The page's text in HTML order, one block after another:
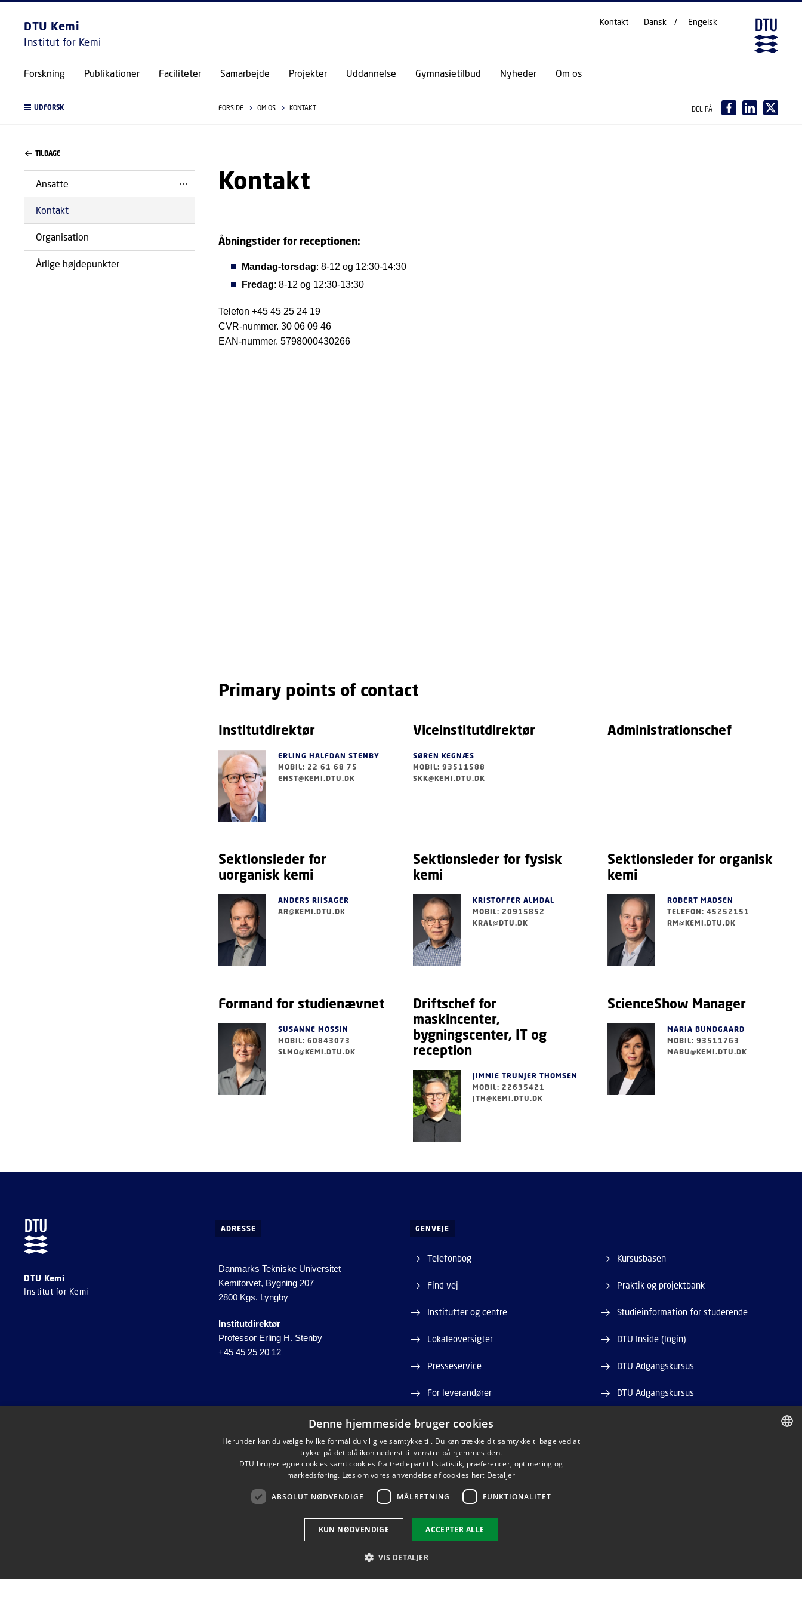
GÅ TIL PRIMÆRT INDHOLD (TRYK ENTER).
DTU Kemi
Institut for Kemi
Forskning Publikationer Faciliteter Samarbejde Projekter Uddannelse Gymnasietilbud Nyheder Om os
Kontakt Dansk Engelsk
UDFORSK FORSIDE OM OS KONTAKT DEL PÅ
TILBAGE
Ansatte
Kontakt
Organisation
Årlige højdepunkter
Kontakt
Åbningstider for receptionen:
Mandag-torsdag: 8-12 og 12:30-14:30
Fredag: 8-12 og 12:30-13:30
Telefon +45 45 25 24 19
CVR-nummer. 30 06 09 46
EAN-nummer. 5798000430266
Primary points of contact
Institutdirektør
ERLING HALFDAN STENBY
MOBIL: 22 61 68 75
EHST@KEMI.DTU.DK
Viceinstitutdirektør
SØREN KEGNÆS
MOBIL: 93511588
SKK@KEMI.DTU.DK
Administrationschef
Sektionsleder for
uorganisk kemi
ANDERS RIISAGER
AR@KEMI.DTU.DK
Sektionsleder for fysisk
kemi
KRISTOFFER ALMDAL
MOBIL: 20915852
KRAL@DTU.DK
Sektionsleder for organisk
kemi
ROBERT MADSEN
TELEFON: 45252151
RM@KEMI.DTU.DK
Formand for studienævnet
SUSANNE MOSSIN
MOBIL: 60843073
SLMO@KEMI.DTU.DK
Driftschef for
maskincenter,
bygningscenter, IT og
reception
JIMMIE TRUNJER THOMSEN
MOBIL: 22635421
JTH@KEMI.DTU.DK
ScienceShow Manager
MARIA BUNDGAARD
MOBIL: 93511763
MABU@KEMI.DTU.DK
DTU Kemi
Institut for Kemi
ADRESSE
Danmarks Tekniske Universitet
Kemitorvet, Bygning 207
2800 Kgs. Lyngby
Institutdirektør
Professor Erling H. Stenby
+45 45 25 20 12
GENVEJE
Telefonbog
Find vej
Institutter og centre
Lokaleoversigter
Presseservice
For leverandører
Job og karriere
Webshop
Kursusbasen
Praktik og projektbank
Studieinformation for studerende
DTU Inside (login)
DTU Adgangskursus
DTU Adgangskursus
LINKEDIN
Brug af personoplysninger Cookieoversigt Tilgængelighedserklæring
Denne hjemmeside bruger cookies
Herunder kan du vælge hvilke formål du vil give samtykke til. Du kan trække dit samtykke tilbage ved at
trykke på det blå ikon nederst til venstre på hjemmesiden.
DTU bruger egne cookies samt cookies fra tredjepart til statistik, præferencer, optimering og
markedsføring. Læs om vores anvendelse af cookies her: Detaljer
ABSOLUT NØDVENDIGE MÅLRETNING FUNKTIONALITET
ACCEPTER ALLE
KUN NØDVENDIGE
VIS DETALJER